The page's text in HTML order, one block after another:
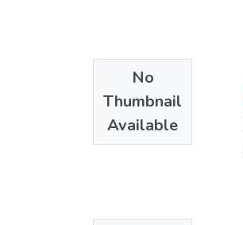
No
Thumbnail
Available